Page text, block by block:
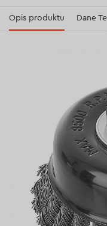
Opis produktu Dane